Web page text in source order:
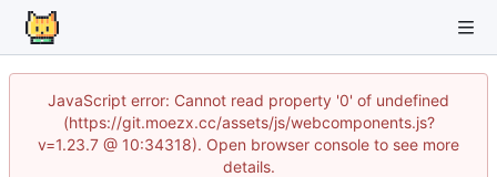
JavaScript error: Cannot read property '0' of undefined
(https://git.moezx.cc/assets/js/webcomponents.js?
v=1.23.7 @ 10:34318). Open browser console to see more
details.